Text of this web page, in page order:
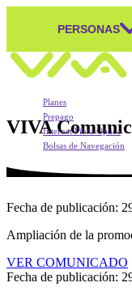
PERSONAS
Skip to content
Navegación
Planes
Prepago
Móvil
Internet Fibra Óptica
Bolsas de Navegación
VIVA
Fecha de publicación:
Ampliación de la
VER COMUNICADO
Fecha de publicación: